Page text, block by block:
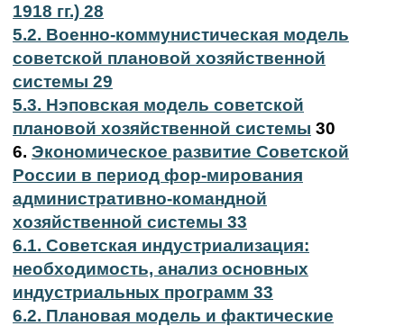
1918 гг.) 28
5.2. Военно-коммунистическая модель
советской плановой хозяйственной
системы 29
5.3. Нэповская модель советской
плановой хозяйственной системы 30
6. Экономическое развитие Советской
России в период фор-мирования
административно-командной
хозяйственной системы 33
6.1. Советская индустриализация:
необходимость, анализ основных
индустриальных программ 33
6.2. Плановая модель и фактические